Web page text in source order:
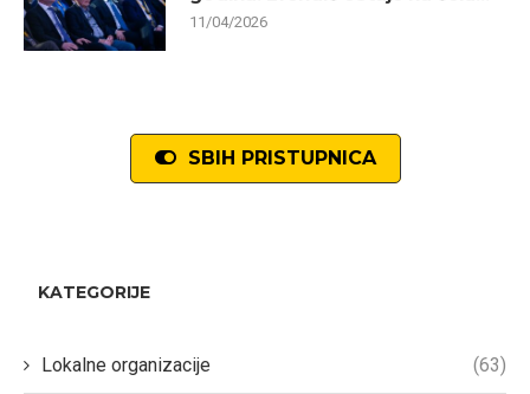
11/04/2026
SBIH PRISTUPNICA
KATEGORIJE
Lokalne organizacije (63)